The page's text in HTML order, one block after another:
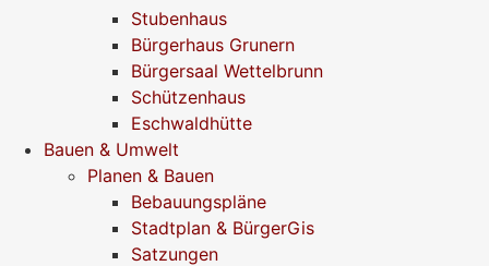
Stubenhaus
Bürgerhaus Grunern
Bürgersaal Wettelbrunn
Schützenhaus
Eschwaldhütte
Bauen & Umwelt
Planen & Bauen
Bebauungspläne
Stadtplan & BürgerGis
Satzungen